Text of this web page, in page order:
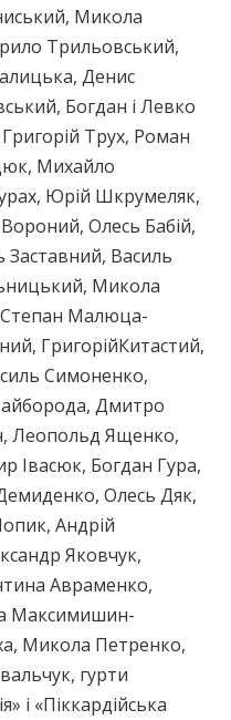
Микола
Трильовський,
Денис
Богдан і Левко
Трух, Роман
Михайло
Юрій Шкрумеляк,
Олесь Бабій,
Василь
Микола
Степан Малюца-
ГригорійКитастий,
Симоненко,
Дмитро
Леопольд Ященко,
Івасюк, Богдан Гура,
Олесь Дяк,
Андрій
Яковчук,
Авраменко,
Максимишин-
Микола Петренко,
гурти
і «Піккардійська